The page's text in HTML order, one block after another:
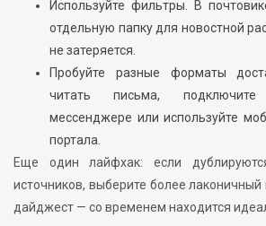
Используйте фильтры. В
отдельную папку для новостной
не затеряется.
Пробуйте разные форматы
читать письма,
мессенджере или используйте
портала.
Еще один лайфхак: если
источников, выберите более
дайджест — со временем находится